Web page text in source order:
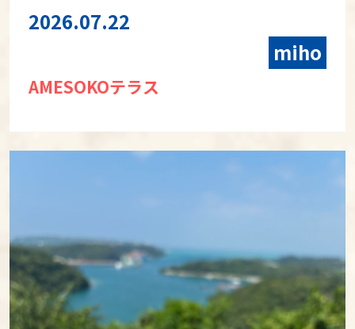
2026.07.22
miho
AMESOKOテラス